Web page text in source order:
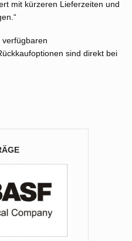
mit kürzeren Lieferzeiten und
sind direkt bei